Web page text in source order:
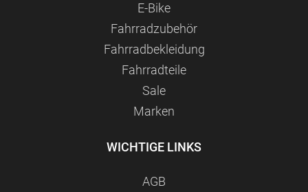
E-Bike
Fahrradzubehör
Fahrradbekleidung
Fahrradteile
Sale
Marken
WICHTIGE LINKS
AGB